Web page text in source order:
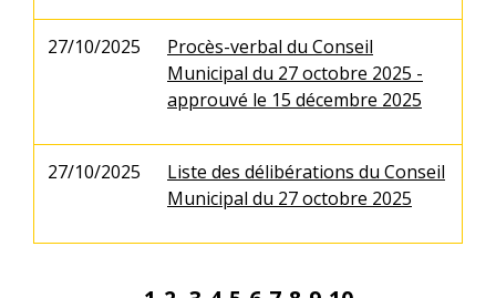
27/10/2025
Procès-verbal du Conseil
Municipal du 27 octobre 2025 -
approuvé le 15 décembre 2025
27/10/2025
Liste des délibérations du Conseil
Municipal du 27 octobre 2025